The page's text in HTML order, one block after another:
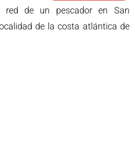
red de un pescador en San
de la costa atlántica de